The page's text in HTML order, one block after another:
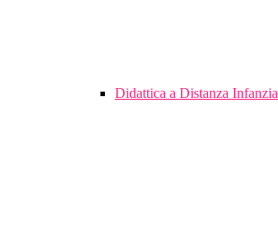
Didattica a Distanza Infanzia